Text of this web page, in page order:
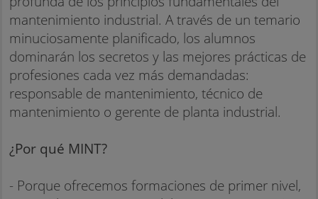
mantenimiento industrial. A través de un temario
minuciosamente planificado, los alumnos
dominarán los secretos y las mejores prácticas de
profesiones cada vez más demandadas:
responsable de mantenimiento, técnico de
mantenimiento o gerente de planta industrial.
¿Por qué MINT?
- Porque ofrecemos formaciones de primer nivel,